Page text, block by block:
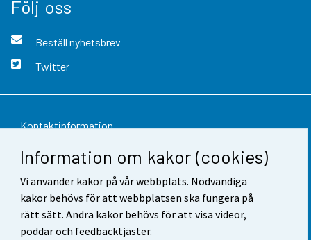
Information om kakor (cookies)
Vi använder kakor på vår webbplats. Nödvändiga
kakor behövs för att webbplatsen ska fungera på
rätt sätt. Andra kakor behövs för att visa videor,
poddar och feedbacktjäster.
Följ oss
Beställ nyhetsbrev
Twitter
Kontaktinformation
Respons
Användarvillkor
Dataskydd
Tillgänglighet